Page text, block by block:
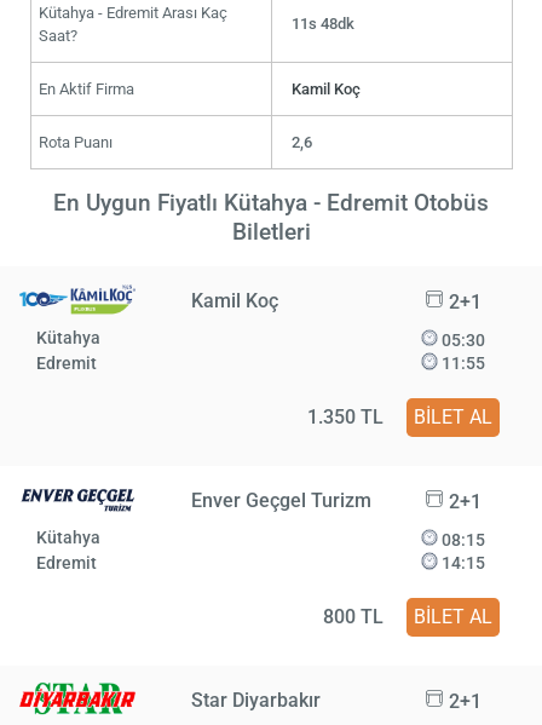
Kütahya - Edremit Arası Kaç
Saat?
11s 48dk
En Aktif Firma Kamil Koç
Rota Puanı 2,6
En Uygun Fiyatlı Kütahya - Edremit Otobüs
Biletleri
Kamil Koç 2+1
Kütahya
Edremit
05:30
11:55
1.350 TL BİLET AL
Enver Geçgel Turizm 2+1
Kütahya
Edremit
08:15
14:15
800 TL BİLET AL
Star Diyarbakır 2+1